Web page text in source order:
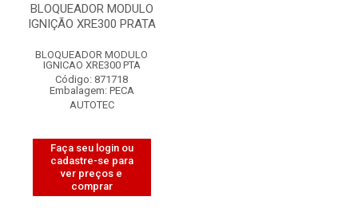
BLOQUEADOR MODULO
IGNIÇÃO XRE300 PRATA
BLOQUEADOR MODULO
IGNICAO XRE300 PTA
Código: 871718
Embalagem: PECA
AUTOTEC
Faça seu login ou
cadastre-se para
ver preços e
comprar